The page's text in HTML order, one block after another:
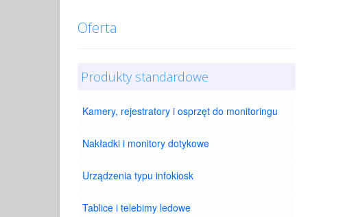
Oferta
Produkty standardowe
Kamery, rejestratory i osprzęt do monitoringu
Nakładki i monitory dotykowe
Urządzenia typu infokiosk
Tablice i telebimy ledowe